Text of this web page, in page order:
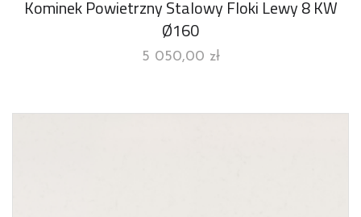
Kominek Powietrzny Stalowy Floki Lewy 8 KW
Ø160
5 050,00 zł